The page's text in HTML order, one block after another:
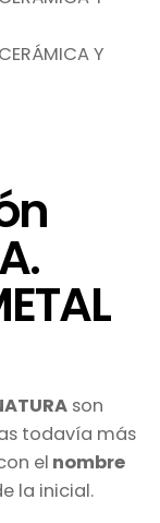
son
todavía más
el nombre
la inicial.